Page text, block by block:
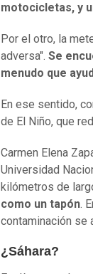
motocicletas, y
Por el otro, la
adversa". Se
menudo que
En ese sentido,
de El Niño, que
Carmen Elena
Universidad
kilómetros de
como un tapón.
contaminación se
¿Sáhara?